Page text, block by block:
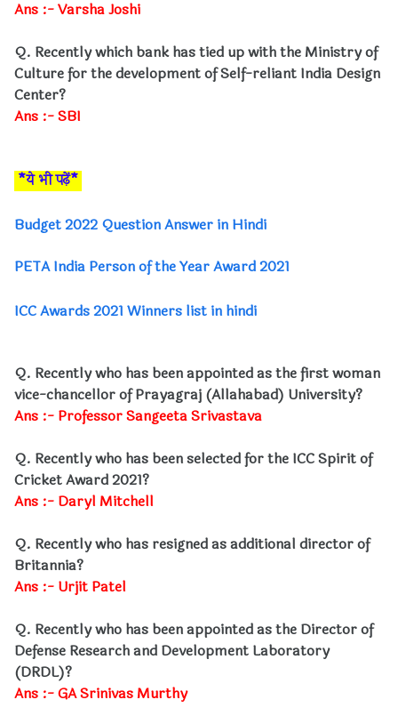
Ans :- Varsha Joshi
Q. Recently which bank has tied up with the Ministry of
Culture for the development of Self-reliant India Design
Center?
Ans :- SBI
*ये भी पढ़ें*
Budget 2022 Question Answer in Hindi
PETA India Person of the Year Award 2021
ICC Awards 2021 Winners list in hindi
Q. Recently who has been appointed as the first woman
vice-chancellor of Prayagraj (Allahabad) University?
Ans :- Professor Sangeeta Srivastava
Q. Recently who has been selected for the ICC Spirit of
Cricket Award 2021?
Ans :- Daryl Mitchell
Q. Recently who has resigned as additional director of
Britannia?
Ans :- Urjit Patel
Q. Recently who has been appointed as the Director of
Defense Research and Development Laboratory
(DRDL)?
Ans :- GA Srinivas Murthy